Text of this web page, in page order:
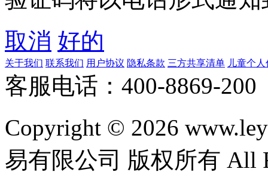
取消 好的
关于我们 联系我们 用户协议 隐私条款 三方共享清单 儿童个
客服电话：400-8869-200
Copyright © 2026
易有限公司 版权所有 All